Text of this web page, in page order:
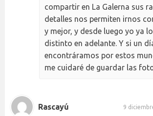
compartir en La Galerna sus
detalles nos permiten irnos
y mejor, y desde luego yo ya
distinto en adelante. Y si un
encontráramos por estos
me cuidaré de guardar las
Rascayú 9